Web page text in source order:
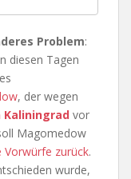
Problem:
diesen Tagen
, der wegen
Kaliningrad vor
Magomedow
Vorwürfe zurück.
wurde,